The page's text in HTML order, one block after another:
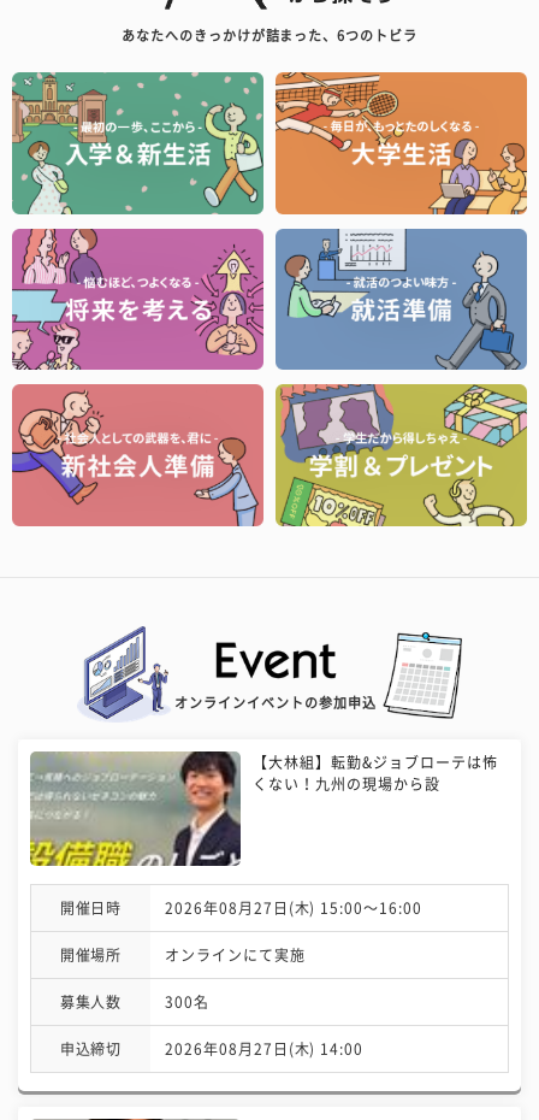
あなたへのきっかけが詰まった、6つのトビラ
オンラインイベントの参加申込
【大林組】転勤&ジョブローテは怖
くない！九州の現場から設
開催日時 2026年08月27日(木) 15:00〜16:00
開催場所 オンラインにて実施
募集人数 300名
申込締切 2026年08月27日(木) 14:00